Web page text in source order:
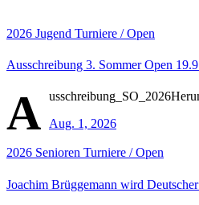
2026 Jugend Turniere / Open
Ausschreibung 3. Sommer Open
A Aug. 1, 2026
2026 Senioren Turniere / Open
Joachim Brüggemann wird